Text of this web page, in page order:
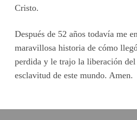
Cristo.
Después de 52 años todavía me
maravillosa historia de cómo
perdida y le trajo la liberación del
esclavitud de este mundo. Amen.